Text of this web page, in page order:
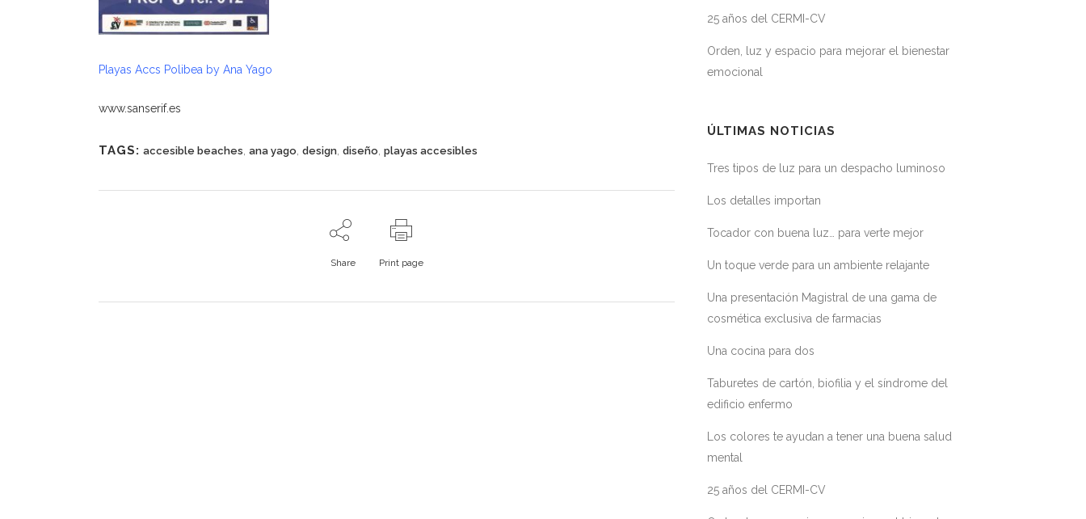
Playas Accs Polibea by Ana Yago
www.sanserif.es
TAGS: accesible beaches ana yago design diseño playas accesibles
Share Print page
25 años del CERMI-CV
Orden, luz y espacio para mejorar el bienestar
emocional
ÚLTIMAS NOTICIAS
Tres tipos de luz para un despacho luminoso
Los detalles importan
Tocador con buena luz… para verte mejor
Un toque verde para un ambiente relajante
Una presentación Magistral de una gama de
cosmética exclusiva de farmacias
Una cocina para dos
Taburetes de cartón, biofilia y el síndrome del
edificio enfermo
Los colores te ayudan a tener una buena salud
mental
25 años del CERMI-CV